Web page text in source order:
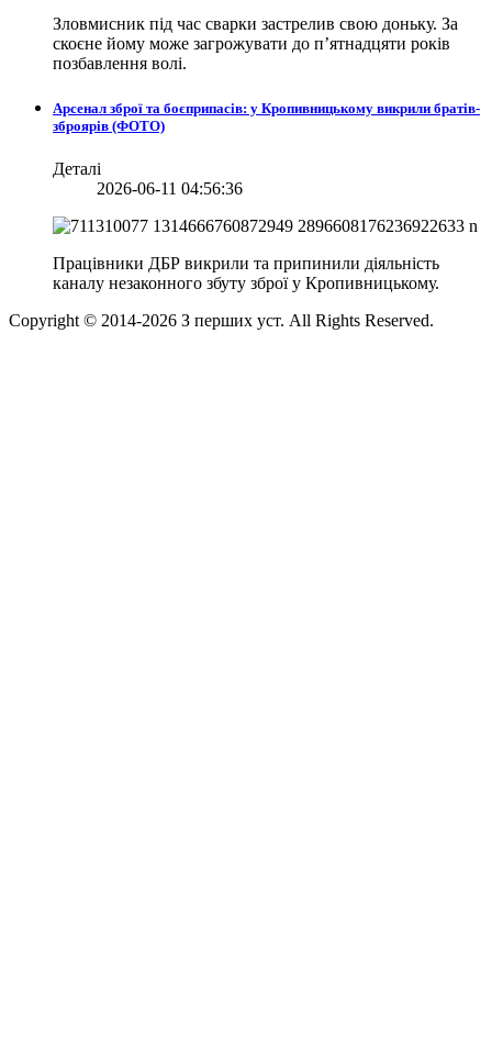
Зловмисник під час сварки застрелив свою доньку. За
скоєне йому може загрожувати до п’ятнадцяти років
позбавлення волі.
Арсенал зброї та боєприпасів: у Кропивницькому викрили братів-
зброярів (ФОТО)
Деталі
2026-06-11 04:56:36
Працівники ДБР викрили та припинили діяльність
каналу незаконного збуту зброї у Кропивницькому.
Copyright © 2014-2026 З перших уст. All Rights Reserved.